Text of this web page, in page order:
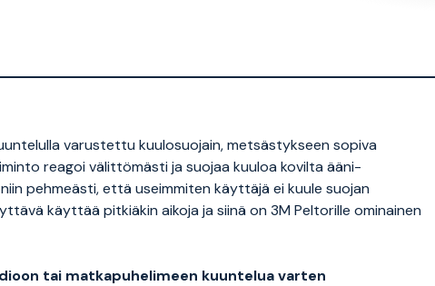
varustettu kuulosuojain, metsästykseen sopiva
reagoi välittömästi ja suojaa kuuloa kovilta ääni-
pehmeästi, että useimmiten käyttäjä ei kuule suojan
käyttää pitkiäkin aikoja ja siinä on 3M Peltorille ominainen
tai matkapuhelimeen kuuntelua varten